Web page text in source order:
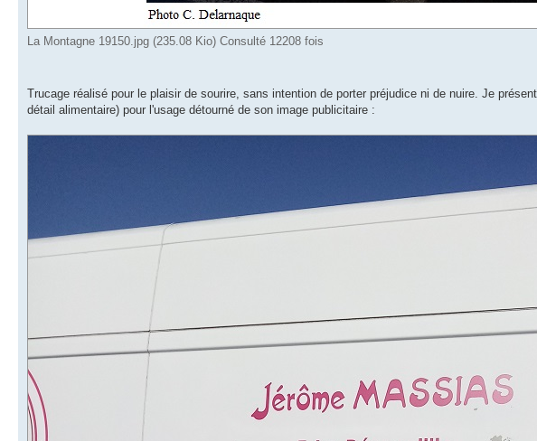
La Montagne 19150.jpg (235.08 Kio) Consulté 12208 fois
Trucage réalisé pour le plaisir de sourire, sans intention de porter préjudice ni de nuire. Je
détail alimentaire) pour l'usage détourné de son image publicitaire :